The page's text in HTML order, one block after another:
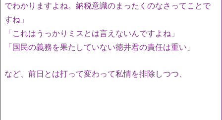
でわかりますよね。納税意識のまったくのなさってことで
すね」
「これはうっかりミスとは言えないんですよね」
「国民の義務を果たしていない徳井君の責任は重い」
など、前日とは打って変わって私情を排除しつつ、